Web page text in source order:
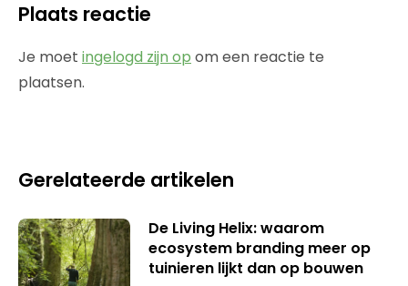
Plaats reactie
Je moet ingelogd zijn op om een reactie te
plaatsen.
Gerelateerde artikelen
De Living Helix: waarom
ecosystem branding meer op
tuinieren lijkt dan op bouwen